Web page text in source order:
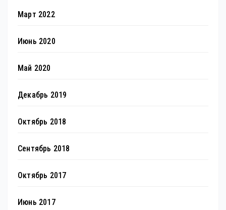
Март 2022
Июнь 2020
Май 2020
Декабрь 2019
Октябрь 2018
Сентябрь 2018
Октябрь 2017
Июнь 2017